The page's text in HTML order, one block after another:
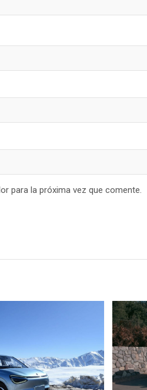
para la próxima vez que comente.